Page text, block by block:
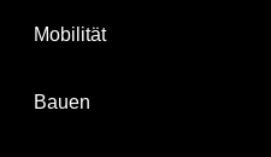
Mobilität
Bauen